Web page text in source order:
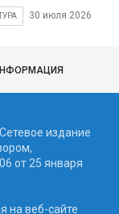
30 июля 2026
издание
от 25 января
на веб-сайте